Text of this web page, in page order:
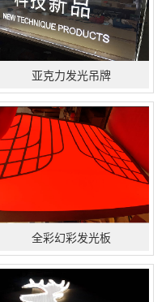
亚克力发光吊牌
全彩幻彩发光板